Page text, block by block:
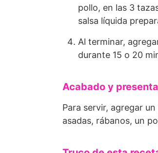
pollo, en las 3
salsa líquida
Al terminar,
durante 15 o 20
Acabado y
Para servir, agregar
asadas, rábanos, un